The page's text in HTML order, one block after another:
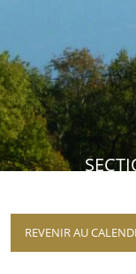
REVENIR AU